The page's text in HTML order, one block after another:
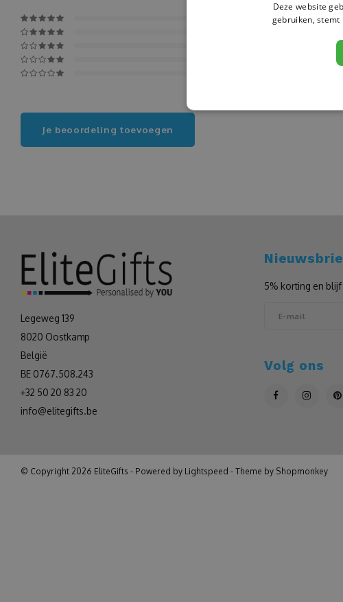
Je beoordeling toevoegen
Legeweg 139
8020 Oostkamp
België
BE 0767.508.243
+32 50 20 83 20
info@elitegifts.be
5% korting en
Volg ons
© Copyright 2026 EliteGifts - Powered by Lightspeed - Theme by Shopmonkey
Deze website
gebruiken, stemt